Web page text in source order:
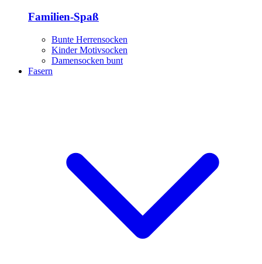
Familien-Spaß
Bunte Herrensocken
Kinder Motivsocken
Damensocken bunt
Fasern